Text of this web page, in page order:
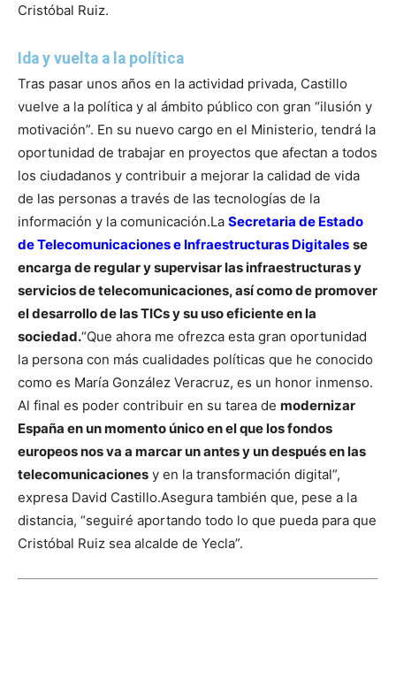
Cristóbal Ruiz.
Ida y vuelta a la política
Tras pasar unos años en la actividad privada, Castillo
vuelve a la política y al ámbito público con gran “ilusión y
motivación”. En su nuevo cargo en el Ministerio, tendrá la
oportunidad de trabajar en proyectos que afectan a todos
los ciudadanos y contribuir a mejorar la calidad de vida
de las personas a través de las tecnologías de la
información y la comunicación.La Secretaria de Estado
de Telecomunicaciones e Infraestructuras Digitales se
encarga de regular y supervisar las infraestructuras y
servicios de telecomunicaciones, así como de promover
el desarrollo de las TICs y su uso eficiente en la
sociedad.“Que ahora me ofrezca esta gran oportunidad
la persona con más cualidades políticas que he conocido
como es María González Veracruz, es un honor inmenso.
Al final es poder contribuir en su tarea de modernizar
España en un momento único en el que los fondos
europeos nos va a marcar un antes y un después en las
telecomunicaciones y en la transformación digital”,
expresa David Castillo.Asegura también que, pese a la
distancia, “seguiré aportando todo lo que pueda para que
Cristóbal Ruiz sea alcalde de Yecla”.